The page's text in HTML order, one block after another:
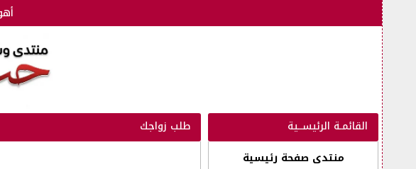
القائمـة الرئيســية
منتدى صفحة رئيسية
طلب زواجك